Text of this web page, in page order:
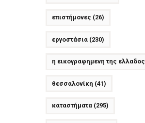
επιστήμονες (26)
εργοστάσια(230)
η εικογραφημενη της ελλαδος
θεσσαλονίκη (41)
καταστήματα(295)